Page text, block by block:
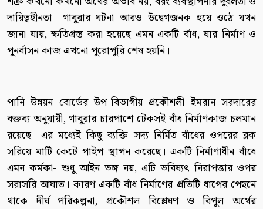
দায়িত্বহীনতা। গাবুরার ঘটনা আরও উদ্বেগজনক হয়ে ওঠে যখন
জানা যায়, ক্ষতিগ্রস্ত করা হয়েছে এমন একটি বাঁধ, যার নির্মাণ ও
পুনর্বাসন কাজ এখনো পুরোপুরি শেষ হয়নি।
পানি উন্নয়ন বোর্ডের উপ-বিভাগীয় প্রকৌশলী ইমরান সরদারের
বক্তব্য অনুযায়ী, গাবুরার চারপাশে টেকসই বাঁধ নির্মাণকাজ চলমান
রয়েছে। এর মধ্যেই কিছু ব্যক্তি সদ্য নির্মিত বাঁধের ওপরের ব্লক
সরিয়ে মাটি কেটে পাইপ স্থাপন করেছে। একটি নির্মাণাধীন বাঁধে
এমন কর্মকা- শুধু আইন ভঙ্গ নয়, এটি ভবিষ্যৎ নিরাপত্তার ওপর
সরাসরি আঘাত। কারণ একটি বাঁধ নির্মাণের প্রতিটি ধাপের পেছনে
থাকে দীর্ঘ পরিকল্পনা, প্রকৌশল বিশ্লেষণ ও বিপুল অর্থের